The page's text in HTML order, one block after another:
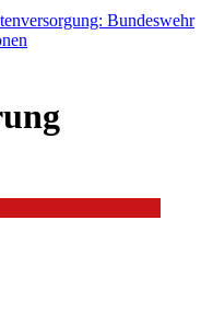
Bundeswehr